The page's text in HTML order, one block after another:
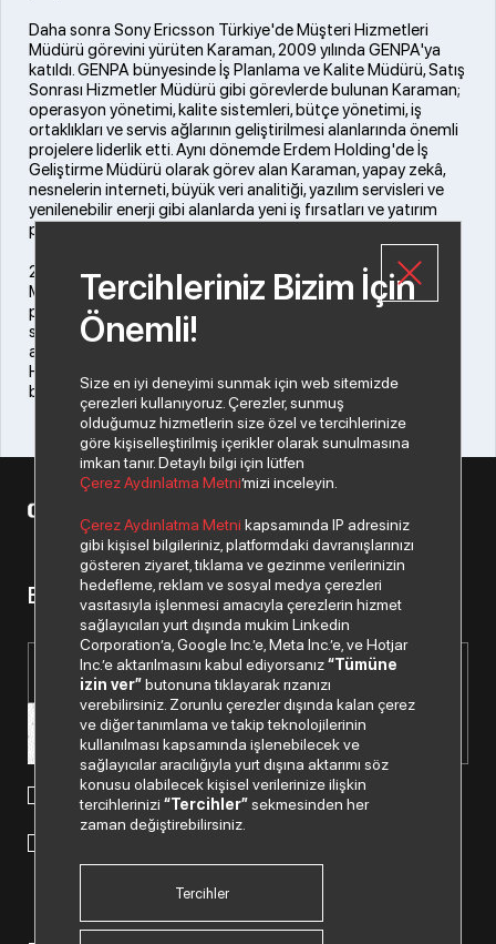
Daha sonra Sony Ericsson Türkiye'de Müşteri Hizmetleri
Müdürü görevini yürüten Karaman, 2009 yılında GENPA'ya
katıldı. GENPA bünyesinde İş Planlama ve Kalite Müdürü, Satış
Sonrası Hizmetler Müdürü gibi görevlerde bulunan Karaman;
operasyon yönetimi, kalite sistemleri, bütçe yönetimi, iş
ortaklıkları ve servis ağlarının geliştirilmesi alanlarında önemli
projelere liderlik etti. Aynı dönemde Erdem Holding'de İş
Geliştirme Müdürü olarak görev alan Karaman, yapay zekâ,
nesnelerin interneti, büyük veri analitiği, yazılım servisleri ve
yenilenebilir enerji gibi alanlarda yeni iş fırsatları ve yatırım
projeleri üzerine çalıştı.
2025 yılında GENPA Enerji'de Sözleşme ve Kalite Kıdemli
Müdürü olarak görev yapan Karaman, yenilenebilir enerji
projelerinde sözleşme yönetimi ve kalite süreçlerinden
sorumlu oldu. Teknoloji, servis operasyonları ve iş geliştirme
alanlarında 20 yılı aşkın deneyime sahip olan Barış Karaman, 1
Haziran itibarıyla HB Bilişim Genel Müdürü olarak görevine
başladı.
Bizden haberiniz olsun.
Paylaştığım kişisel verilerimin işlenmesi hususunda
“Kişisel Verilerin Korunması Politikası”okudum ve anladım.
"Ticari Elektronik İleti Onay Metni"
Tercihleriniz Bizim İçin
Önemli!
Size en iyi deneyimi sunmak için web sitemizde
çerezleri kullanıyoruz. Çerezler, sunmuş
olduğumuz hizmetlerin size özel ve tercihlerinize
göre kişiselleştirilmiş içerikler olarak sunulmasına
imkan tanır. Detaylı bilgi için lütfen
Çerez Aydınlatma Metni’mizi inceleyin.
Çerez Aydınlatma Metni kapsamında IP adresiniz
gibi kişisel bilgileriniz, platformdaki davranışlarınızı
gösteren ziyaret, tıklama ve gezinme verilerinizin
hedefleme, reklam ve sosyal medya çerezleri
vasıtasıyla işlenmesi amacıyla çerezlerin hizmet
sağlayıcıları yurt dışında mukim Linkedin
Corporation’a, Google Inc.’e, Meta Inc.’e, ve Hotjar
Inc.’e aktarılmasını kabul ediyorsanız“Tümüne
izin ver”butonuna tıklayarak rızanızı
verebilirsiniz. Zorunlu çerezler dışında kalan çerez
ve diğer tanımlama ve takip teknolojilerinin
kullanılması kapsamında işlenebilecek ve
sağlayıcılar aracılığıyla yurt dışına aktarımı söz
konusu olabilecek kişisel verilerinize ilişkin
tercihlerinizi“Tercihler”sekmesinden her
zaman değiştirebilirsiniz.
Tercihler